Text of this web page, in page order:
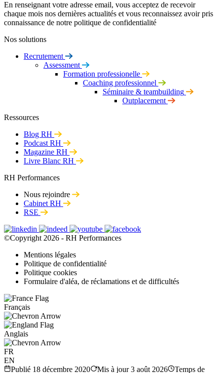
En renseignant votre adresse email, vous acceptez de recevoir
chaque mois nos dernières actualités et vous reconnaissez avoir pris
connaissance de notre politique de confidentialité
Nos solutions
Recrutement
Assessment
Formation professionelle
Coaching professionnel
Séminaire & teambuilding
Outplacement
Ressources
Blog RH
Podcast RH
Magazine RH
Livre Blanc RH
RH Performances
Nous rejoindre
Cabinet RH
RSE
©Copyright 2026 - RH Performances
Mentions légales
Politique de confidentialité
Politique cookies
Formulaire d'aléa, de réclamations et de difficultés
Français
Anglais
FR
EN
Publié 18 décembre 2020 Mis à jour 3 août 2026
Temps de